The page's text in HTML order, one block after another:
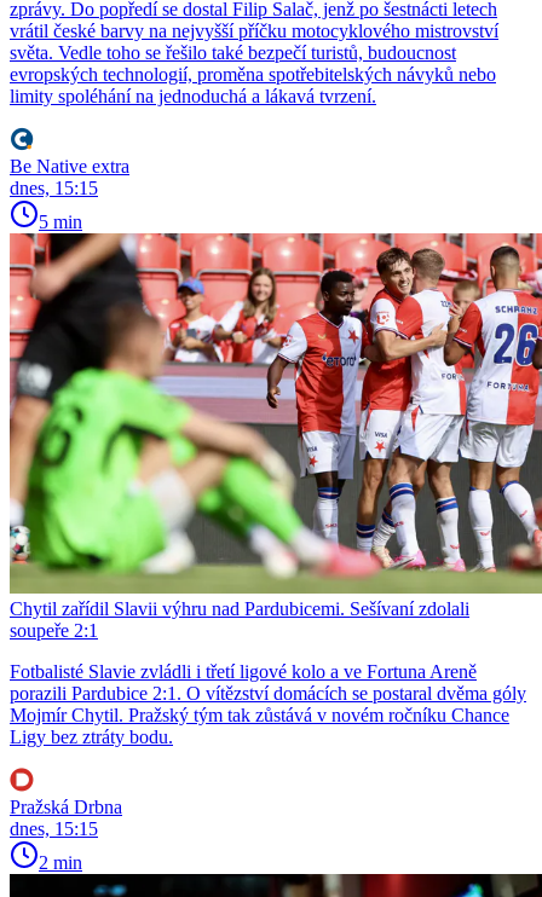
zprávy. Do popředí se dostal Filip Salač, jenž po šestnácti letech
vrátil české barvy na nejvyšší příčku motocyklového mistrovství
světa. Vedle toho se řešilo také bezpečí turistů, budoucnost
evropských technologií, proměna spotřebitelských návyků nebo
limity spoléhání na jednoduchá a lákavá tvrzení.
Be Native extra
dnes, 15:15
5 min
Chytil zařídil Slavii výhru nad Pardubicemi. Sešívaní zdolali
soupeře 2:1
Fotbalisté Slavie zvládli i třetí ligové kolo a ve Fortuna Areně
porazili Pardubice 2:1. O vítězství domácích se postaral dvěma góly
Mojmír Chytil. Pražský tým tak zůstává v novém ročníku Chance
Ligy bez ztráty bodu.
Pražská Drbna
dnes, 15:15
2 min